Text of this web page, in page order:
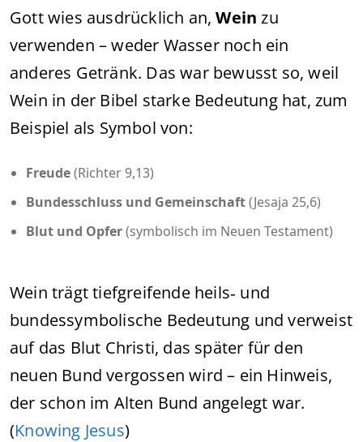
Gott wies ausdrücklich an,Wein zu
verwenden – weder Wasser noch ein
anderes Getränk. Das war bewusst so, weil
Wein in der Bibel starke Bedeutung hat, zum
Beispiel als Symbol von:
Freude(Richter 9,13)
Bundesschluss und Gemeinschaft(Jesaja 25,6)
Blut und Opfer(symbolisch im Neuen Testament)
Wein trägt tiefgreifende heils‑ und
bundessymbolische Bedeutung und verweist
auf das Blut Christi, das später für den
neuen Bund vergossen wird – ein Hinweis,
der schon im Alten Bund angelegt war.
(Knowing Jesus)